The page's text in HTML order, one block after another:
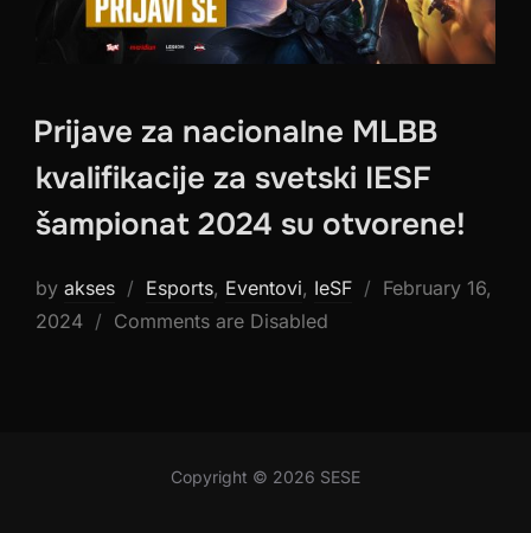
Prijave za nacionalne MLBB
kvalifikacije za svetski IESF
šampionat 2024 su otvorene!
by akses Esports, Eventovi, IeSF
Posted
February 16,
2024
Comments are Disabled
Copyright © 2026 SESE